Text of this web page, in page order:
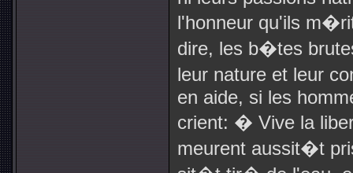
l'honneur qu'ils
dire, les b�tes
leur nature et leur
en aide, si les
crient: � Vive la
meurent aussit�t